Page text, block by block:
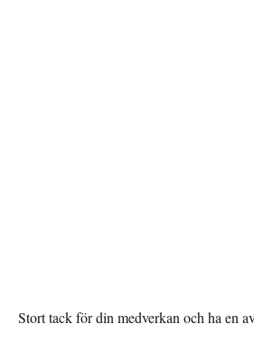
Stort tack för din medverkan och ha en